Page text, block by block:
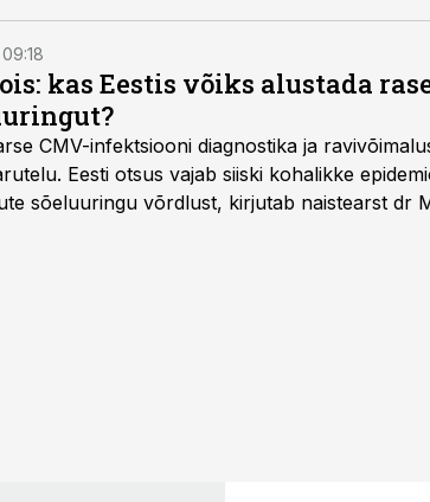
kas Eestis võiks alustada
CMV-infektsiooni diagnostika ja
Eesti otsus vajab siiski kohalikke
sõeluuringu võrdlust, kirjutab naistearst dr